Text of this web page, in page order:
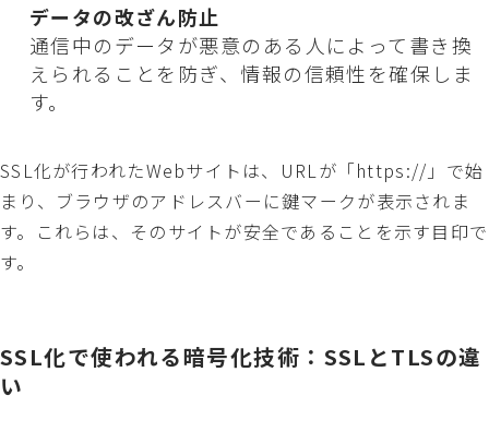
データの改ざん防止
通信中のデータが悪意のある人によって書き換
えられることを防ぎ、情報の信頼性を確保しま
す。
SSL化が行われたWebサイトは、URLが「https://」で始
まり、ブラウザのアドレスバーに鍵マークが表示されま
す。これらは、そのサイトが安全であることを示す目印で
す。
SSL化で使われる暗号化技術：SSLとTLSの違
い